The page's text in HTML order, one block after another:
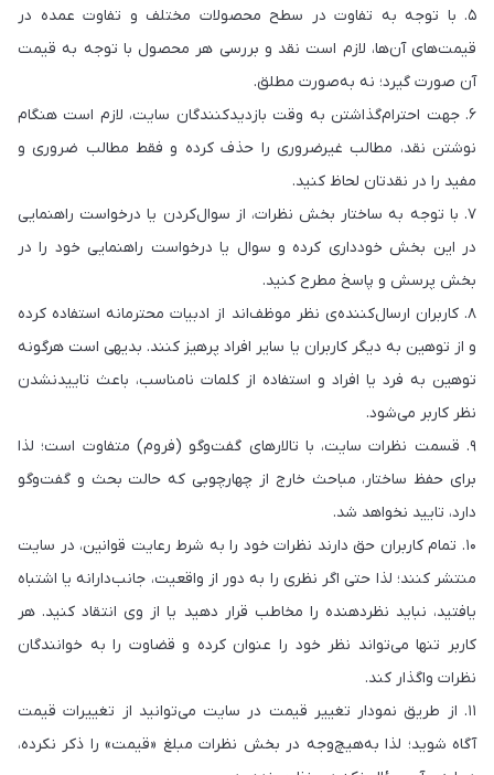
۵. با توجه به تفاوت در سطح محصولات مختلف و تفاوت عمده در
قیمت‌های آن‌ها، لازم است نقد و بررسی هر محصول با توجه به قیمت
آن صورت گیرد؛ نه به‌صورت مطلق.
۶. جهت احترام‌گذاشتن به وقت بازدیدکنندگان سایت، لازم است هنگام
نوشتن نقد، مطالب غیرضروری را حذف کرده و فقط مطالب ضروری و
مفید را در نقدتان لحاظ کنید.
۷. با توجه به ساختار بخش نظرات، از سوال‌کردن یا درخواست راهنمایی
در این بخش خودداری کرده و سوال یا درخواست راهنمایی خود را در
بخش پرسش و پاسخ مطرح کنید.
۸. کاربران ارسال‌کننده‌ی نظر موظف‌اند از ادبیات محترمانه استفاده کرده
و از توهین به دیگر کاربران یا سایر افراد پرهیز کنند. بدیهی است هرگونه
توهین به فرد یا افراد و استفاده از کلمات نامناسب، باعث تاییدنشدن
نظر کاربر می‌شود.
۹. قسمت نظرات سایت، با تالارهای گفت‌وگو (فروم) متفاوت است؛ لذا
برای حفظ ساختار، مباحث خارج از چهارچوبی که حالت بحث و گفت‌وگو
دارد، تایید نخواهد شد.
۱۰. تمام کاربران حق دارند نظرات خود را به شرط رعایت قوانین، در سایت
منتشر کنند؛ لذا حتی اگر نظری را به دور از واقعیت، جانب‌دارانه یا اشتباه
یافتید، نباید نظردهنده را مخاطب قرار دهید یا از وی انتقاد کنید. هر
کاربر تنها می‌تواند نظر خود را عنوان کرده و قضاوت را به خوانندگان
نظرات واگذار کند.
۱۱. از طریق نمودار تغییر قیمت در سایت می‌توانید از تغییرات قیمت
آگاه شوید؛ لذا به‌هیچ‌وجه در بخش نظرات مبلغ «قیمت» را ذکر نکرده،